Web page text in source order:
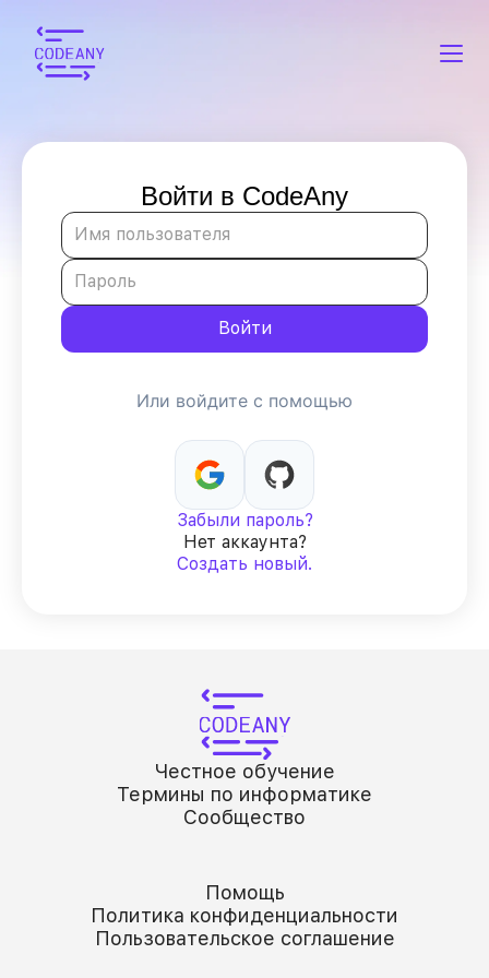
Войти в CodeAny
Войти
Или войдите с помощью
Забыли пароль?
Нет аккаунта?
Создать новый.
Честное обучение
Термины по информатике
Сообщество
Помощь
Политика конфиденциальности
Пользовательское соглашение